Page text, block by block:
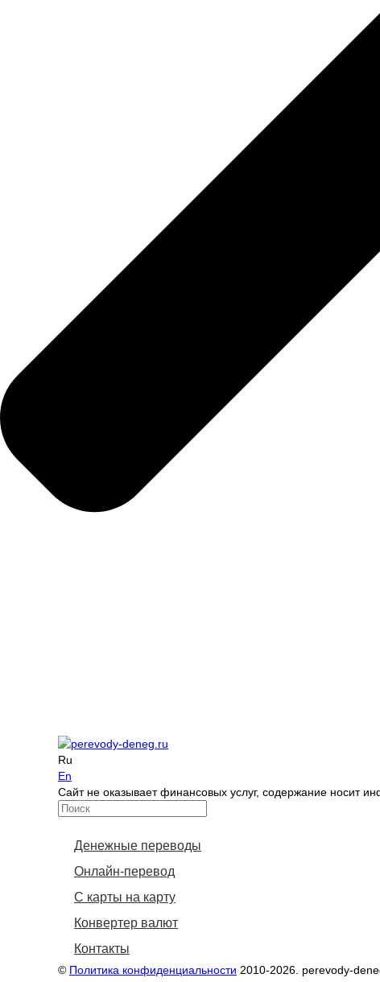
Ru
En
Сайт не оказывает финансовых услуг, содержание носит
Денежные переводы
Онлайн-перевод
С карты на карту
Конвертер валют
Контакты
© Политика конфиденциальности 2010-2026. perevody-